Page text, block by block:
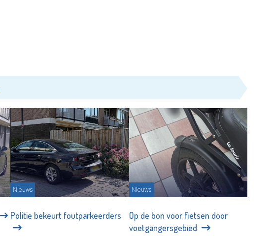
Nieuws
Politie bekeurt foutparkeerders
Nieuws
Op de bon voor fietsen door
voetgangersgebied